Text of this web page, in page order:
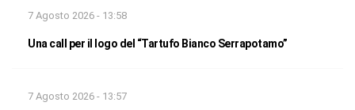
7 Agosto 2026 - 13:58
Una call per il logo del “Tartufo Bianco Serrapotamo”
7 Agosto 2026 - 13:57